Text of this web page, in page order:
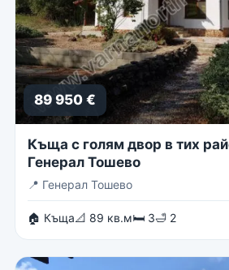
89 950 €
Къща с голям двор в тих
Генерал Тошево
📍 Генерал Тошево
🏠 Къща📐 89 кв.м🛏 3🛁 2